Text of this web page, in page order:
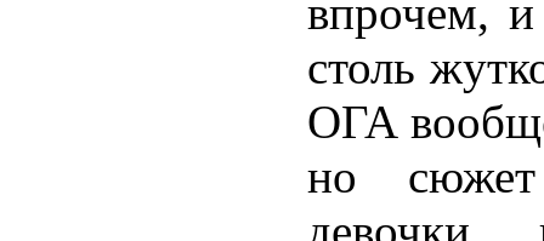
впрочем, и
столь
ОГА
но
девочки